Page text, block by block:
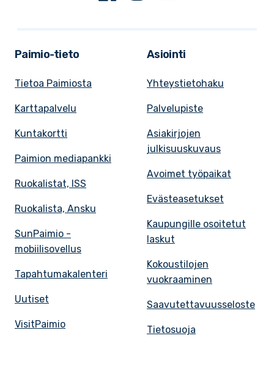
Paimio-tieto
Tietoa Paimiosta
Karttapalvelu
Kuntakortti
Paimion mediapankki
Ruokalistat, ISS
Ruokalista, Ansku
SunPaimio -
mobiilisovellus
Tapahtumakalenteri
Uutiset
VisitPaimio
Asiointi
Yhteystietohaku
Palvelupiste
Asiakirjojen
julkisuuskuvaus
Avoimet työpaikat
Evästeasetukset
Kaupungille osoitetut
laskut
Kokoustilojen
vuokraaminen
Saavutettavuusseloste
Tietosuoja